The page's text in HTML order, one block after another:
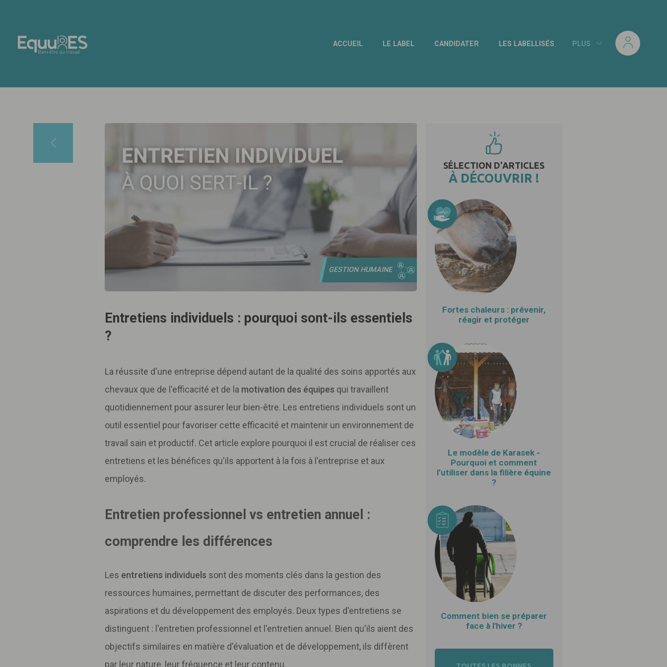
ACCUEIL LE LABEL CANDIDATER LES LABELLISÉS PLUS
GESTION HUMAINE
Entretiens individuels : pourquoi sont-ils essentiels
?
La réussite d'une entreprise dépend autant de la qualité des soins apportés aux
chevaux que de l'efficacité et de la motivation des équipes qui travaillent
quotidiennement pour assurer leur bien-être. Les entretiens individuels sont un
outil essentiel pour favoriser cette efficacité et maintenir un environnement de
travail sain et productif. Cet article explore pourquoi il est crucial de réaliser ces
entretiens et les bénéfices qu'ils apportent à la fois à l'entreprise et aux
employés.
Entretien professionnel vs entretien annuel :
comprendre les différences
Les entretiens individuels sont des moments clés dans la gestion des
ressources humaines, permettant de discuter des performances, des
aspirations et du développement des employés. Deux types d'entretiens se
distinguent : l'entretien professionnel et l'entretien annuel. Bien qu'ils aient des
objectifs similaires en matière d'évaluation et de développement, ils diffèrent
par leur nature, leur fréquence et leur contenu.
SÉLECTION D'ARTICLES
À DÉCOUVRIR !
Fortes chaleurs : prévenir,
réagir et protéger
Le modèle de Karasek -
Pourquoi et comment
l’utiliser dans la filière équine
?
Comment bien se préparer
face à l'hiver ?